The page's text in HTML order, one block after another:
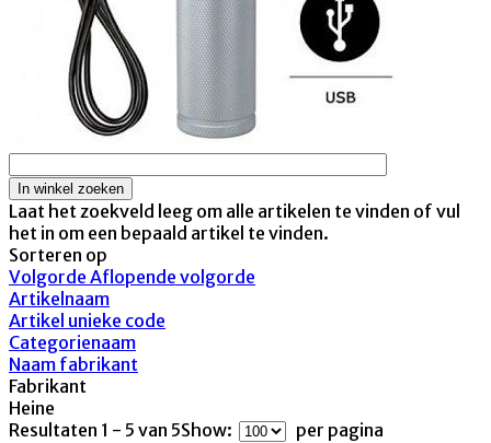
Laat het zoekveld leeg om alle artikelen te vinden of vul
het in om een bepaald artikel te vinden.
Sorteren op
Volgorde Aflopende volgorde
Artikelnaam
Artikel unieke code
Categorienaam
Naam fabrikant
Fabrikant
Heine
Resultaten 1 - 5 van 5Show: per pagina